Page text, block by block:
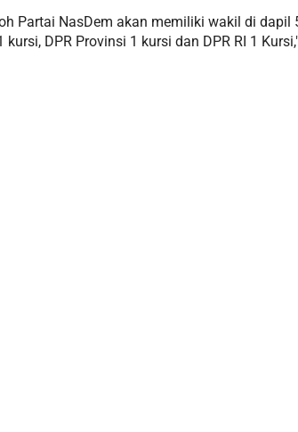
Partai NasDem akan memiliki wakil di
kursi, DPR Provinsi 1 kursi dan DPR RI 1